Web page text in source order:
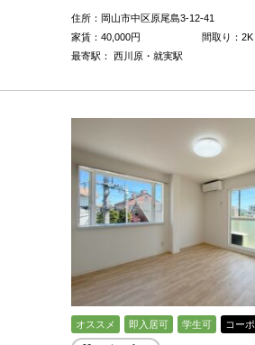
住所：岡山市中区原尾島3-12-41
家賃： 40,000円
間取り：2K
最寄駅： 西川原・就実駅
オススメ 即入居可 学生可 コーポ